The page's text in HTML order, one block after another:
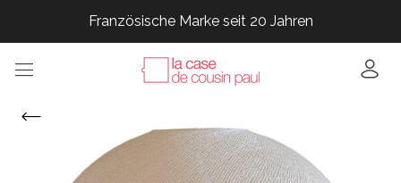
Französische Marke seit 20 Jahren
Französische Marke seit 20 Jahren
Französische Marke seit 20 Jahren